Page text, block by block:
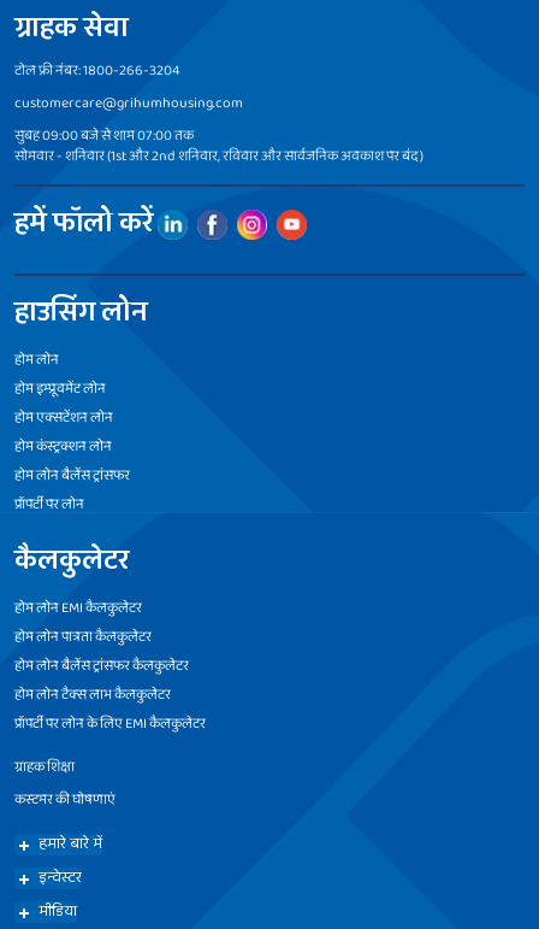
ग्राहक सेवा
टोल फ्री नंबर: 1800-266-3204
customercare@grihumhousing.com
सुबह 09:00 बजे से शाम 07:00 तक
सोमवार - शनिवार (1st और 2nd शनिवार, रविवार और सार्वजनिक अवकाश पर बंद)
हमें फॉलो करें
हाउसिंग लोन
होम लोन
होम इम्प्रूवमेंट लोन
होम एक्सटेंशन लोन
होम कंस्ट्रक्शन लोन
होम लोन बैलेंस ट्रांसफर
प्रॉपर्टी पर लोन
कैलकुलेटर
होम लोन EMI कैलकुलेटर
होम लोन पात्रता कैलकुलेटर
होम लोन बैलेंस ट्रांसफर कैलकुलेटर
होम लोन टैक्स लाभ कैलकुलेटर
प्रॉपर्टी पर लोन के लिए EMI कैलकुलेटर
ग्राहक शिक्षा
कस्टमर की घोषणाएं
हमारे बारे में
इन्वेस्टर
मीडिया